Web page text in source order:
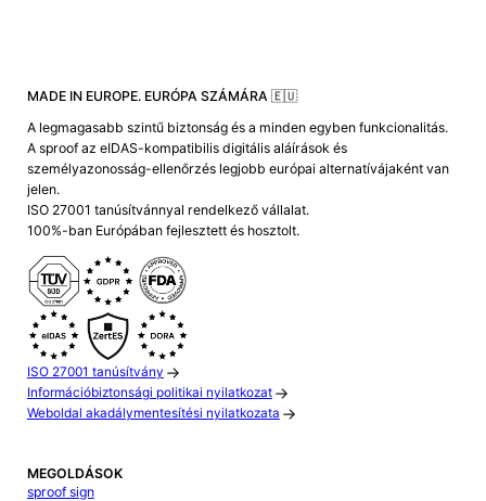
MADE IN EUROPE. EURÓPA SZÁMÁRA 🇪🇺
A legmagasabb szintű biztonság és a minden egyben funkcionalitás.
A sproof az eIDAS-kompatibilis digitális aláírások és
személyazonosság-ellenőrzés legjobb európai alternatívájaként van
jelen.
ISO 27001 tanúsítvánnyal rendelkező vállalat.
100%-ban Európában fejlesztett és hosztolt.
ISO 27001 tanúsítvány
Információbiztonsági politikai nyilatkozat
Weboldal akadálymentesítési nyilatkozata
MEGOLDÁSOK
sproof sign